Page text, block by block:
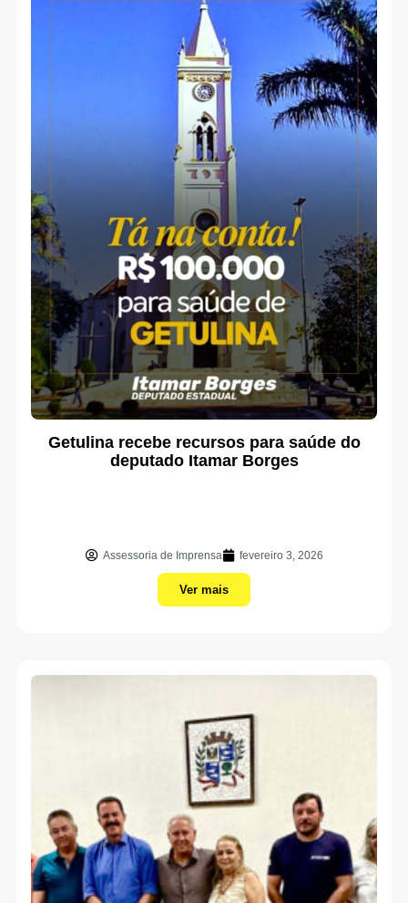
Getulina recebe recursos para saúde do
deputado Itamar Borges
Assessoria de Imprensa fevereiro 3, 2026
Ver mais